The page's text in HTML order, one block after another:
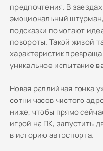
предпочтения. В
эмоциональный
подсказки помогают
повороты. Такой живой
характеристик
уникальное испытание
Новая раллийная гонка
сотни часов чистого
ниже, чтобы прямо
игрой на ПК, запустить
в историю автоспорта.